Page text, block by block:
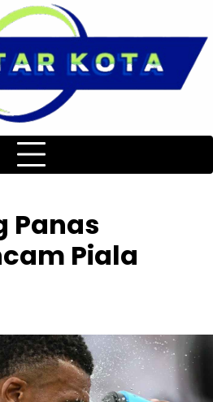
Panas
Piala